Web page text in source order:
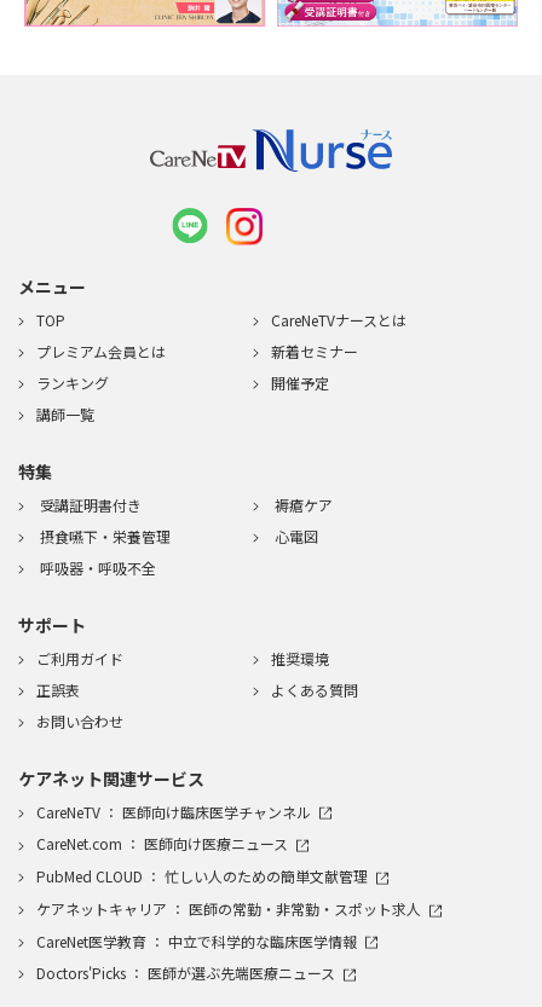
メニュー
TOP
CareNeTVナースとは
プレミアム会員とは
新着セミナー
ランキング
開催予定
講師一覧
特集
受講証明書付き
褥瘡ケア
摂食嚥下・栄養管理
心電図
呼吸器・呼吸不全
サポート
ご利用ガイド
推奨環境
正誤表
よくある質問
お問い合わせ
ケアネット関連サービス
CareNeTV ： 医師向け臨床医学チャンネル
CareNet.com ： 医師向け医療ニュース
PubMed CLOUD ： 忙しい人のための簡単文献管理
ケアネットキャリア ： 医師の常勤・非常勤・スポット求人
CareNet医学教育 ： 中立で科学的な臨床医学情報
Doctors'Picks ： 医師が選ぶ先端医療ニュース